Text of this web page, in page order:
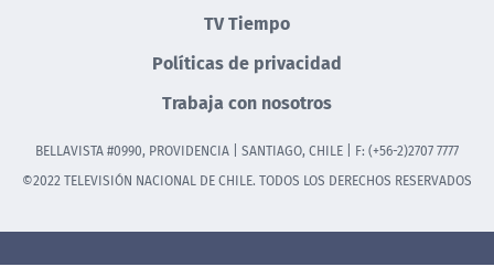
TV Tiempo
Políticas de privacidad
Trabaja con nosotros
BELLAVISTA #0990, PROVIDENCIA | SANTIAGO, CHILE | F: (+56-2)2707 7777
©2022 TELEVISIÓN NACIONAL DE CHILE. TODOS LOS DERECHOS RESERVADOS